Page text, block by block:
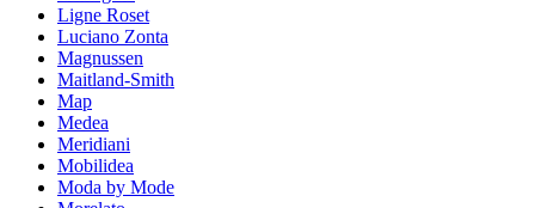
Ligne Roset
Luciano Zonta
Magnussen
Maitland-Smith
Map
Medea
Meridiani
Mobilidea
Moda by Mode